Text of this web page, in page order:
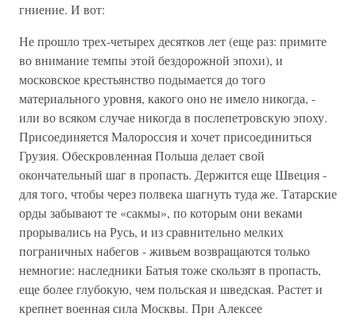
гниение. И вот:
Не прошло трех-четырех десятков лет (еще раз: примите
во внимание темпы этой бездорожной эпохи), и
московское крестьянство подымается до того
материального уровня, какого оно не имело никогда, -
или во всяком случае никогда в послепетровскую эпоху.
Присоединяется Малороссия и хочет присоединиться
Грузия. Обескровленная Польша делает свой
окончательный шаг в пропасть. Держится еще Швеция -
для того, чтобы через полвека шагнуть туда же. Татарские
орды забывают те «сакмы», по которым они веками
прорывались на Русь, и из сравнительно мелких
пограничных набегов - живьем возвращаются только
немногие: наследники Батыя тоже скользят в пропасть,
еще более глубокую, чем польская и шведская. Растет и
крепнет военная сила Москвы. При Алексее